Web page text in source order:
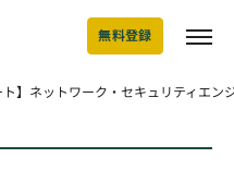
無料登録
ト】ネットワーク・セキュリティエ